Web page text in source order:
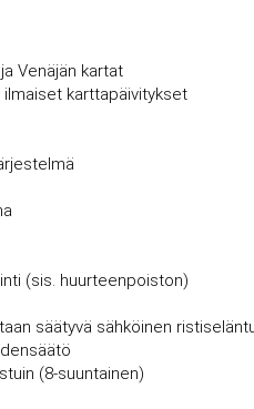
Venäjän kartat
karttapäivitykset
(sis. huurteenpoiston)
säätyvä sähköinen
(8-suuntainen)